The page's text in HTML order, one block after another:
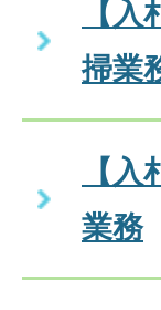
【
掃業
【
業務